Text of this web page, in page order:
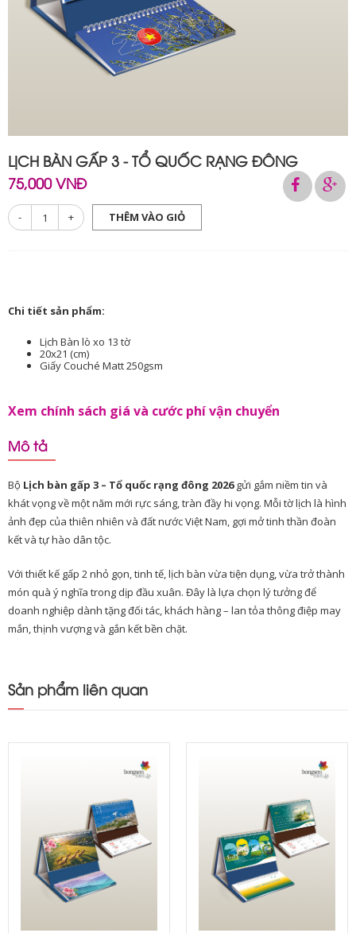
LỊCH BÀN GẤP 3 - TỔ QUỐC RẠNG ĐÔNG
75,000 VNĐ
- + THÊM VÀO GIỎ
Chi tiết sản phẩm:
Lịch Bàn lò xo 13 tờ
20x21 (cm)
Giấy Couché Matt 250gsm
Xem chính sách giá và cước phí vận chuyển
Mô tả
Bộ Lịch bàn gấp 3 – Tổ quốc rạng đông 2026gửi gắm niềm tin và
khát vọng về một năm mới rực sáng, tràn đầy hi vọng. Mỗi tờ lịch là hình
ảnh đẹp của thiên nhiên và đất nước Việt Nam, gợi mở tinh thần đoàn
kết và tự hào dân tộc.
Với thiết kế gấp 2 nhỏ gọn, tinh tế, lịch bàn vừa tiện dụng, vừa trở thành
món quà ý nghĩa trong dịp đầu xuân. Đây là lựa chọn lý tưởng để
doanh nghiệp dành tặng đối tác, khách hàng – lan tỏa thông điệp may
mắn, thịnh vượng và gắn kết bền chặt.
Sản phẩm liên quan